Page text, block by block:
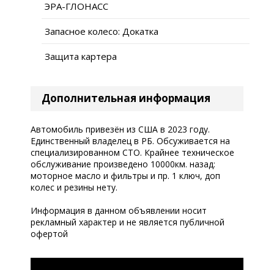
ЭРА-ГЛОНАСС
Запасное колесо: Докатка
Защита картера
Дополнительная информация
Автомобиль привезён из США в 2023 году.
Единственный владелец в РБ. Обсуживается на
специализированном СТО. Крайнее техническое
обслуживание произведено 10000км. назад:
моторное масло и фильтры и пр. 1 ключ, доп
колес и резины нету.
Информация в данном объявлении носит
рекламный характер и не является публичной
офертой